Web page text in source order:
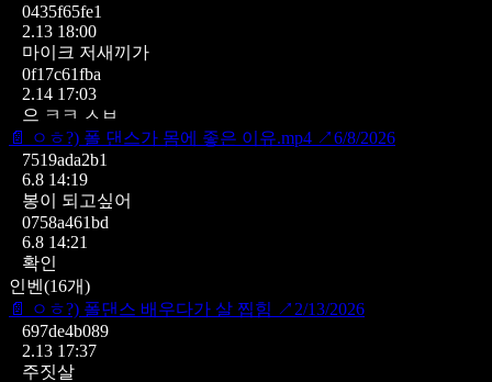
0435f65fe1
2.13 18:00
마이크 저새끼가
0f17c61fba
2.14 17:03
으 ㅋㅋ ㅅㅂ
📄
ㅇㅎ?) 폴 댄스가 몸에 좋은 이유.mp4 ↗6/8/2026
7519ada2b1
6.8 14:19
봉이 되고싶어
0758a461bd
6.8 14:21
확인
인벤 (16개)
📄
ㅇㅎ?) 폴댄스 배우다가 살 찝힘 ↗ 2/13/2026
697de4b089
2.13 17:37
주짓살